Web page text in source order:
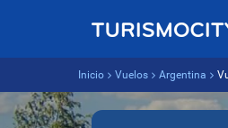
Inicio Vuelos Argentina